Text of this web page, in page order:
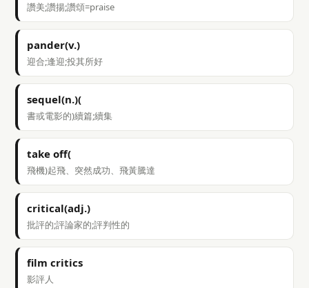
讚美;讚揚;讚頌=praise
pander(v.)
迎合;逢迎;投其所好
sequel(n.)(
書或電影的)續篇;續集
take off(
飛機)起飛、突然成功、飛黃騰達
critical(adj.)
批評的;評論家的;評判性的
film critics
影評人